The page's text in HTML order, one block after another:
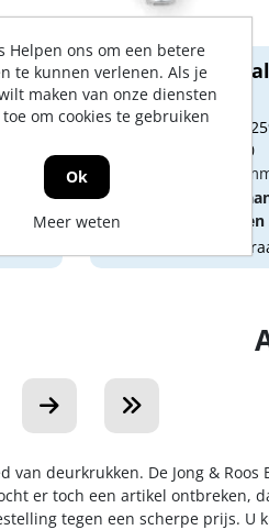
BX D-sign 110
Artikelnummer:
Gtin: 8719162004420
Fabrikant artikel
Vraag een
om prijzen te kunnen
Tijdelijk niet op
van deurkrukken. De Jong &
er toch een artikel ontbreken,
tegen een scherpe prijs. U
Helpen ons om een betere
te kunnen verlenen. Als je
maken van onze diensten
om cookies te gebruiken
Ok
Meer weten